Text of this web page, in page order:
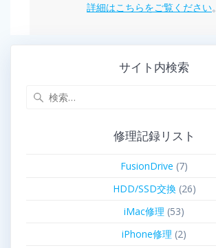
詳細はこちらをご覧ください。
サイト内検索
修理記録リスト
FusionDrive (7)
HDD/SSD交換(26)
iMac修理 (53)
iPhone修理 (2)